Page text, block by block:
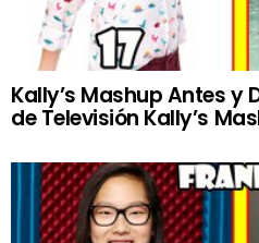
Kally’s Mashup Antes y
de Televisión Kally’s